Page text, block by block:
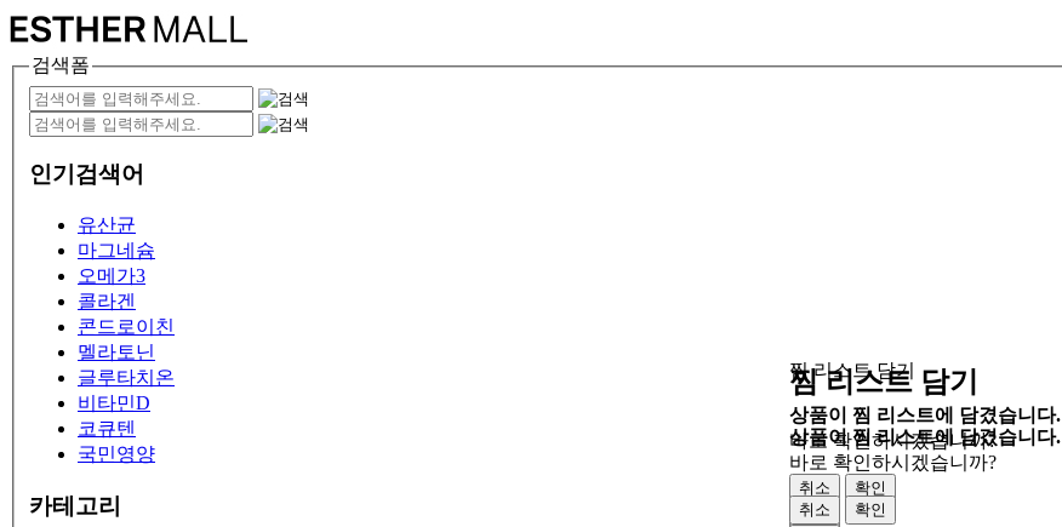
검색폼
인기검색어
유산균
마그네슘
오메가3
콜라겐
콘드로이친
멜라토닌
글루타치온
비타민D
코큐텐
국민영양
카테고리
찜 리스트 담기
상품이 찜 리스트에 담겼습니다.
바로 확인하시겠습니까?
취소
확인
닫기
찜 리스트 담기
상품이 찜 리스트에 담겼습니다.
바로 확인하시겠습니까?
취소
확인